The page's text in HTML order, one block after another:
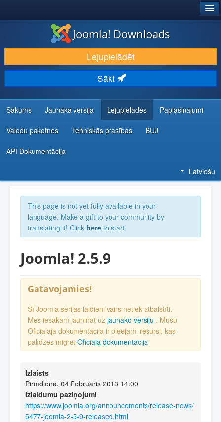
LEJUPIELĀDĒT UN PAPLAŠINĀT
ATKLĀJ UN IEMĀCIES
KOPIENA UN ATBALSTS
IZSTRĀDĀTĀJU RESURSI
Joomla! Downloads
Lejupielādēt
Sākt
Sākums Jaunākā versija Lejupielādes Paplašinājumi
Valodu pakotnes Tehniskās prasības BUJ
API Dokumentācija
Latviešu
This page is not yet fully available in your
language. Make a gift to your community by
translating it! Click here to start.
Joomla! 2.5.9
Gatavojamies!
Šī Joomla sērijas laidieni vairs netiek atbalstīti.
Mēs iesakām jaunināt uz jaunāko versiju . Mūsu
Oficiālajā dokumentācijā ir pieejami resursi, kas
palīdzēs migrēt Oficiālā dokumentācija
Izlaists
Pirmdiena, 04 Februāris 2013 14:00
Izlaidumu paziņojumi
https://www.joomla.org/announcements/release-news/
5477-joomla-2-5-9-released.html